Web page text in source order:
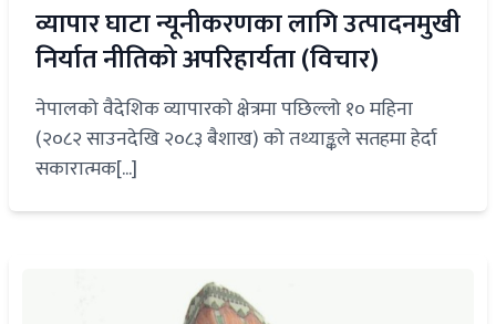
व्यापार घाटा न्यूनीकरणका लागि उत्पादनमुखी
निर्यात नीतिको अपरिहार्यता (विचार)
नेपालको वैदेशिक व्यापारको क्षेत्रमा पछिल्लो १० महिना
(२०८२ साउनदेखि २०८३ बैशाख) को तथ्याङ्कले सतहमा हेर्दा
सकारात्मक[...]